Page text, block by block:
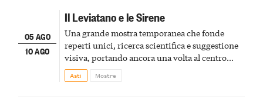
05 AGO
10 AGO
Il Leviatano e le Sirene
Una grande mostra temporanea che fonde
reperti unici, ricerca scientifica e suggestione
visiva, portando ancora una volta al centro
della scena le meraviglie del passato astigiano
Asti Mostre